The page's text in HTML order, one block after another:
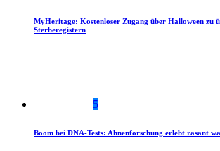
MyHeritage: Kostenloser Zugang über Halloween zu
Sterberegistern
5
Boom bei DNA-Tests: Ahnenforschung erlebt rasant